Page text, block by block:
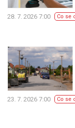
28. 7. 2026 7:00 Co se
23. 7. 2026 7:00 Co se